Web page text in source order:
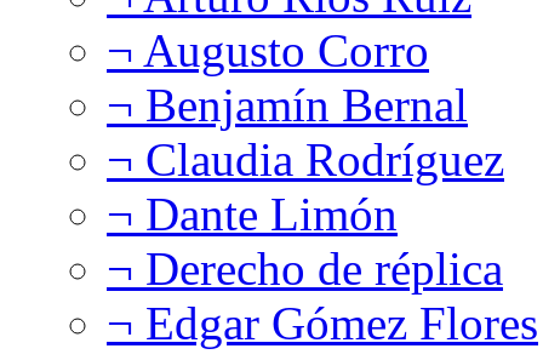
¬ Augusto Corro
¬ Benjamín Bernal
¬ Claudia Rodríguez
¬ Dante Limón
¬ Derecho de réplica
¬ Edgar Gómez Flores